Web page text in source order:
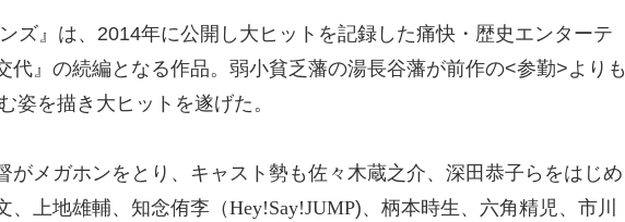
ズ』は、2014年に公開し大ヒットを記録した痛快・歴史エンターテ
代』の続編となる作品。弱小貧乏藩の湯長谷藩が前作の<参勤>よりも
姿を描き大ヒットを遂げた。
がメガホンをとり、キャスト勢も佐々木蔵之介、深田恭子らをはじめ
、上地雄輔、知念侑李（Hey!Say!JUMP)、柄本時生、六角精児、市川